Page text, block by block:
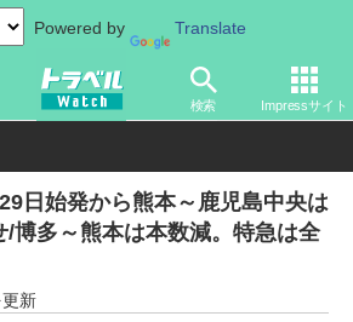
Powered by Translate
検索 Impressサイト
政府・官庁 鉄道 JR
日始発から熊本～鹿児島中央は
/博多～熊本は本数減。特急は全
新